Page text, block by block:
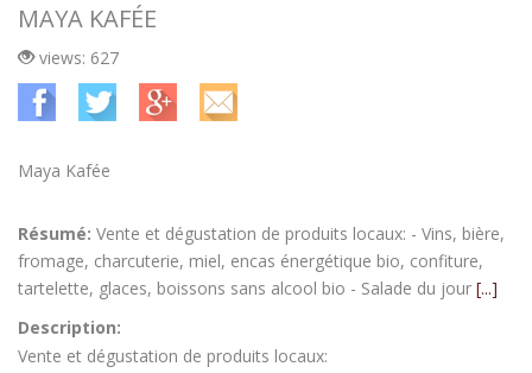
MAYA KAFÉE
views: 627
Maya Kafée
Résumé: Vente et dégustation de produits locaux: - Vins, bière,
fromage, charcuterie, miel, encas énergétique bio, confiture,
tartelette, glaces, boissons sans alcool bio - Salade du jour [...]
Description:
Vente et dégustation de produits locaux: